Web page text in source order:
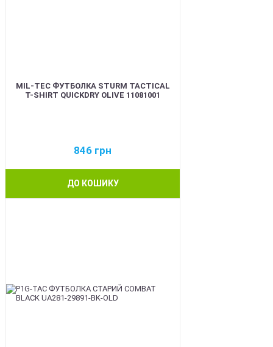
MIL-TEC ФУТБОЛКА STURM TACTICAL
T-SHIRT QUICKDRY OLIVE 11081001
846 грн
ДО КОШИКУ